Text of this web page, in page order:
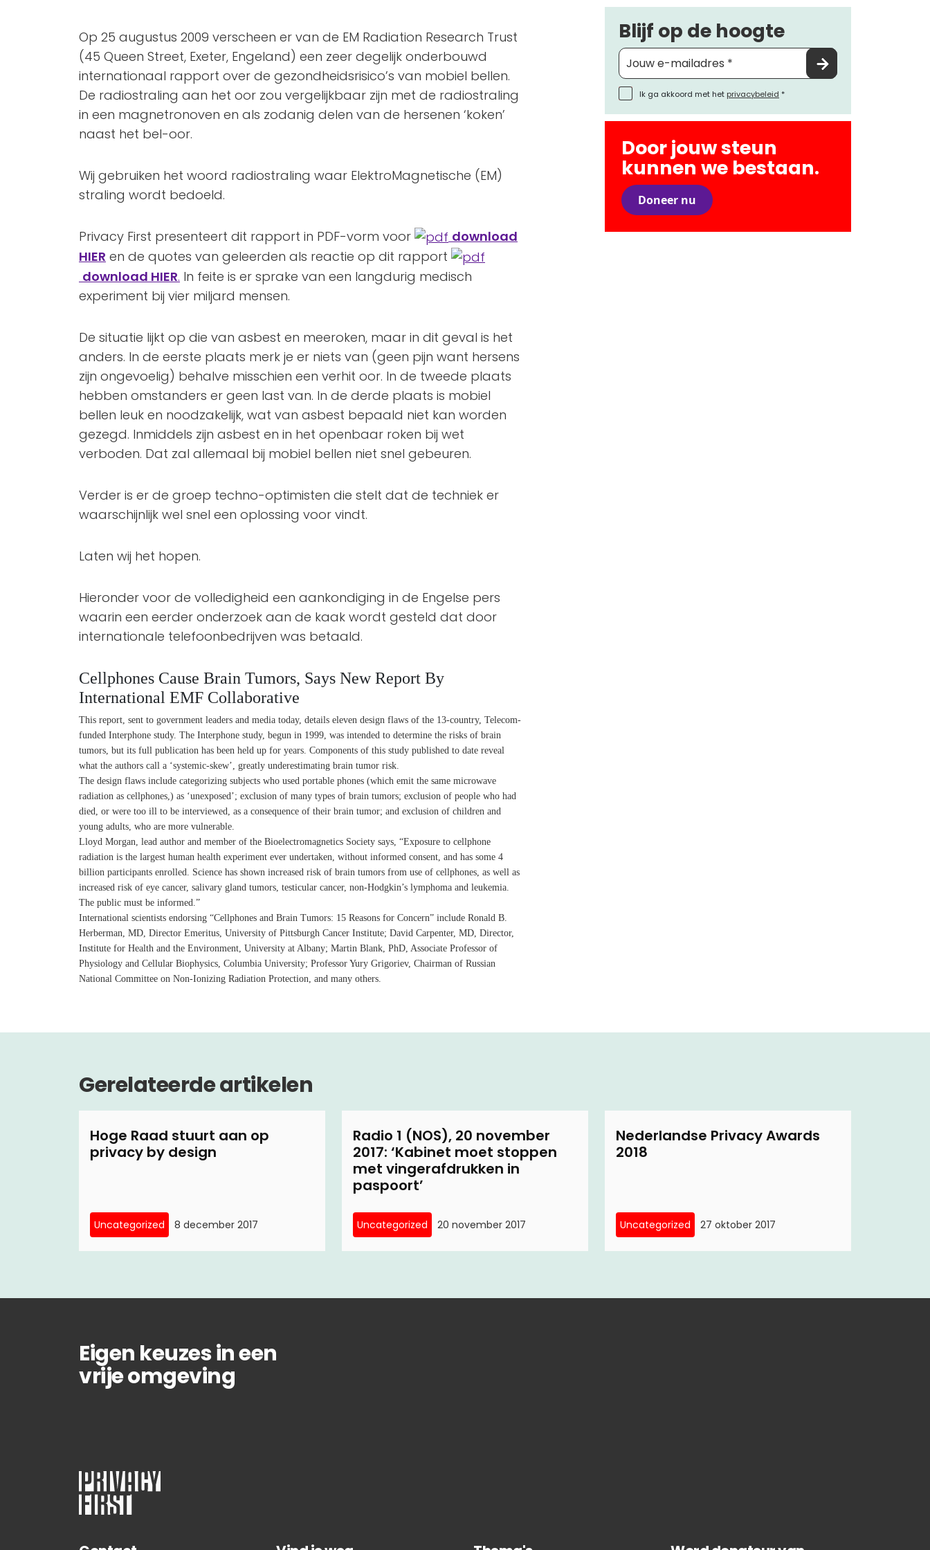
Op 25 augustus 2009 verscheen er van de EM Radiation Research Trust
(45 Queen Street, Exeter, Engeland) een zeer degelijk onderbouwd
internationaal rapport over de gezondheidsrisico’s van mobiel bellen.
De radiostraling aan het oor zou vergelijkbaar zijn met de radiostraling
in een magnetronoven en als zodanig delen van de hersenen ‘koken’
naast het bel-oor.
Wij gebruiken het woord radiostraling waar ElektroMagnetische (EM)
straling wordt bedoeld.
Privacy First presenteert dit rapport in PDF-vorm voor
download
HIER en de quotes van geleerden als reactie op dit rapport
download HIER. In feite is er sprake van een langdurig medisch
experiment bij vier miljard mensen.
De situatie lijkt op die van asbest en meeroken, maar in dit geval is het
anders. In de eerste plaats merk je er niets van (geen pijn want hersens
zijn ongevoelig) behalve misschien een verhit oor. In de tweede plaats
hebben omstanders er geen last van. In de derde plaats is mobiel
bellen leuk en noodzakelijk, wat van asbest bepaald niet kan worden
gezegd. Inmiddels zijn asbest en in het openbaar roken bij wet
verboden. Dat zal allemaal bij mobiel bellen niet snel gebeuren.
Verder is er de groep techno-optimisten die stelt dat de techniek er
waarschijnlijk wel snel een oplossing voor vindt.
Laten wij het hopen.
Hieronder voor de volledigheid een aankondiging in de Engelse pers
waarin een eerder onderzoek aan de kaak wordt gesteld dat door
internationale telefoonbedrijven was betaald.
Cellphones Cause Brain Tumors, Says New Report By
International EMF Collaborative
This report, sent to government leaders and media today, details eleven design flaws of the 13-country, Telecom-
funded Interphone study. The Interphone study, begun in 1999, was intended to determine the risks of brain
tumors, but its full publication has been held up for years. Components of this study published to date reveal
what the authors call a ‘systemic-skew’, greatly underestimating brain tumor risk.
The design flaws include categorizing subjects who used portable phones (which emit the same microwave
radiation as cellphones,) as ‘unexposed’; exclusion of many types of brain tumors; exclusion of people who had
died, or were too ill to be interviewed, as a consequence of their brain tumor; and exclusion of children and
young adults, who are more vulnerable.
Lloyd Morgan, lead author and member of the Bioelectromagnetics Society says, “Exposure to cellphone
radiation is the largest human health experiment ever undertaken, without informed consent, and has some 4
billion participants enrolled. Science has shown increased risk of brain tumors from use of cellphones, as well as
increased risk of eye cancer, salivary gland tumors, testicular cancer, non-Hodgkin’s lymphoma and leukemia.
The public must be informed.”
International scientists endorsing “Cellphones and Brain Tumors: 15 Reasons for Concern” include Ronald B.
Herberman, MD, Director Emeritus, University of Pittsburgh Cancer Institute; David Carpenter, MD, Director,
Institute for Health and the Environment, University at Albany; Martin Blank, PhD, Associate Professor of
Physiology and Cellular Biophysics, Columbia University; Professor Yury Grigoriev, Chairman of Russian
National Committee on Non-Ionizing Radiation Protection, and many others.
Blijf op de hoogte
Ik ga akkoord met het privacybeleid *
Door jouw steun
kunnen we bestaan.
Doneer nu
Gerelateerde artikelen
Hoge Raad stuurt aan op
privacy by design
Uncategorized 8 december 2017
Radio 1 (NOS), 20 november
2017: ‘Kabinet moet stoppen
met vingerafdrukken in
paspoort’
Uncategorized 20 november 2017
Nederlandse Privacy Awards
2018
Uncategorized 27 oktober 2017
Eigen keuzes in een
vrije omgeving